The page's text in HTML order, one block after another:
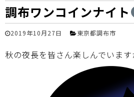
調布ワンコインナイト
2019年10月27日 東京都調布市
秋の夜長を皆さん楽しんでいま